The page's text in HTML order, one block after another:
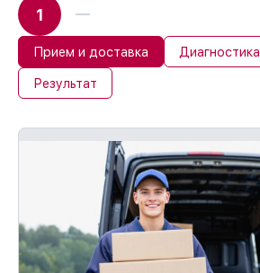
1
Прием и доставка Диагностика
Результат